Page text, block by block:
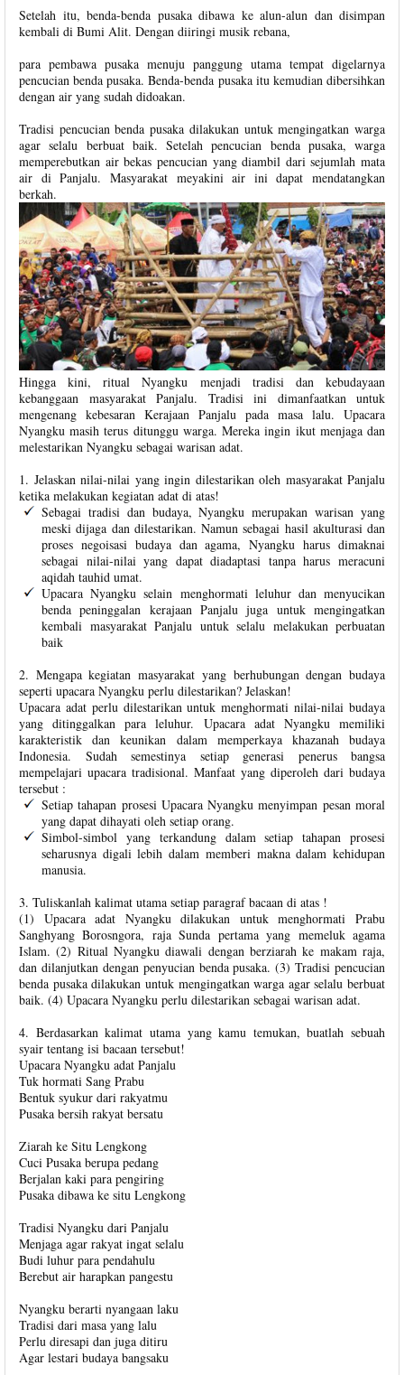
Setelah itu, benda-benda pusaka dibawa ke alun-alun dan disimpan
kembali di Bumi Alit. Dengan diiringi musik rebana,
para pembawa pusaka menuju panggung utama tempat digelarnya
pencucian benda pusaka. Benda-benda pusaka itu kemudian dibersihkan
dengan air yang sudah didoakan.
Tradisi pencucian benda pusaka dilakukan untuk mengingatkan warga
agar selalu berbuat baik. Setelah pencucian benda pusaka, warga
memperebutkan air bekas pencucian yang diambil dari sejumlah mata
air di Panjalu. Masyarakat meyakini air ini dapat mendatangkan
berkah.
Hingga kini, ritual Nyangku menjadi tradisi dan kebudayaan
kebanggaan masyarakat Panjalu. Tradisi ini dimanfaatkan untuk
mengenang kebesaran Kerajaan Panjalu pada masa lalu. Upacara
Nyangku masih terus ditunggu warga. Mereka ingin ikut menjaga dan
melestarikan Nyangku sebagai warisan adat.
1. Jelaskan nilai-nilai yang ingin dilestarikan oleh masyarakat Panjalu
ketika melakukan kegiatan adat di atas!
Sebagai tradisi dan budaya, Nyangku merupakan warisan yang
meski dijaga dan dilestarikan. Namun sebagai hasil akulturasi dan
proses negoisasi budaya dan agama, Nyangku harus dimaknai
sebagai nilai-nilai yang dapat diadaptasi tanpa harus meracuni
aqidah tauhid umat.
Upacara Nyangku selain menghormati leluhur dan menyucikan
benda peninggalan kerajaan Panjalu juga untuk mengingatkan
kembali masyarakat Panjalu untuk selalu melakukan perbuatan
baik
2. Mengapa kegiatan masyarakat yang berhubungan dengan budaya
seperti upacara Nyangku perlu dilestarikan? Jelaskan!
Upacara adat perlu dilestarikan untuk menghormati nilai-nilai budaya
yang ditinggalkan para leluhur. Upacara adat Nyangku memiliki
karakteristik dan keunikan dalam memperkaya khazanah budaya
Indonesia. Sudah semestinya setiap generasi penerus bangsa
mempelajari upacara tradisional. Manfaat yang diperoleh dari budaya
tersebut :
Setiap tahapan prosesi Upacara Nyangku menyimpan pesan moral
yang dapat dihayati oleh setiap orang.
Simbol-simbol yang terkandung dalam setiap tahapan prosesi
seharusnya digali lebih dalam memberi makna dalam kehidupan
manusia.
3. Tuliskanlah kalimat utama setiap paragraf bacaan di atas !
(1) Upacara adat Nyangku dilakukan untuk menghormati Prabu
Sanghyang Borosngora, raja Sunda pertama yang memeluk agama
Islam. (2) Ritual Nyangku diawali dengan berziarah ke makam raja,
dan dilanjutkan dengan penyucian benda pusaka. (3) Tradisi pencucian
benda pusaka dilakukan untuk mengingatkan warga agar selalu berbuat
baik. (4) Upacara Nyangku perlu dilestarikan sebagai warisan adat.
4. Berdasarkan kalimat utama yang kamu temukan, buatlah sebuah
syair tentang isi bacaan tersebut!
Upacara Nyangku adat Panjalu
Tuk hormati Sang Prabu
Bentuk syukur dari rakyatmu
Pusaka bersih rakyat bersatu
Ziarah ke Situ Lengkong
Cuci Pusaka berupa pedang
Berjalan kaki para pengiring
Pusaka dibawa ke situ Lengkong
Tradisi Nyangku dari Panjalu
Menjaga agar rakyat ingat selalu
Budi luhur para pendahulu
Berebut air harapkan pangestu
Nyangku berarti nyangaan laku
Tradisi dari masa yang lalu
Perlu diresapi dan juga ditiru
Agar lestari budaya bangsaku